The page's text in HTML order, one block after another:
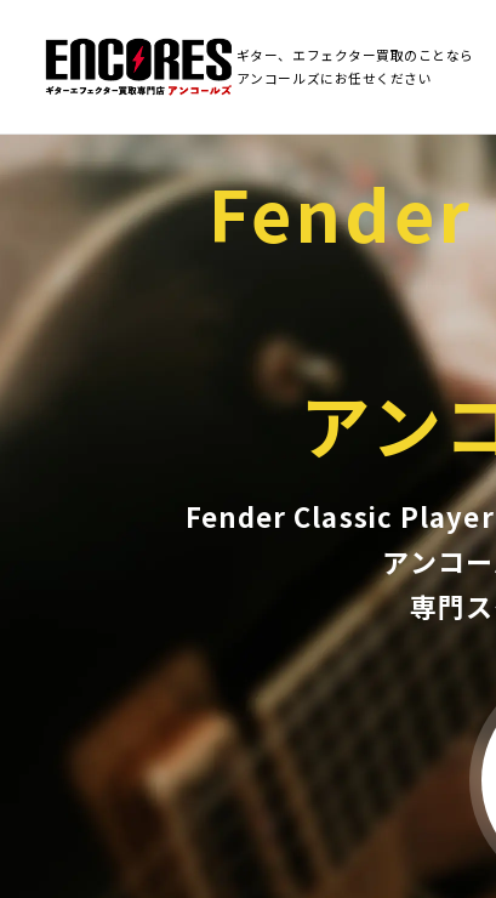
ギター、エフェクター買取のことなら
アンコールズにお任せください
Fender
アン
Fender Classic Player
アンコ
専門